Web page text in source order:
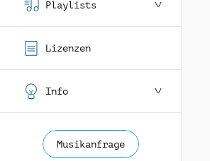
Playlists
Lizenzen
Info
Musikanfrage